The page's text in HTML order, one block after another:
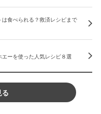
食べられる？救済レシピまで
ーを使った人気レシピ８選
る